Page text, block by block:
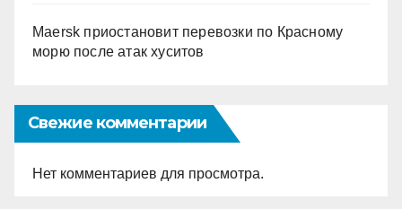
Maersk приостановит перевозки по Красному
морю после атак хуситов
Свежие комментарии
Нет комментариев для просмотра.